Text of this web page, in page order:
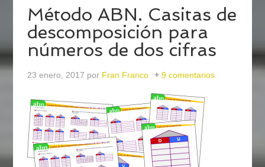
Método ABN. Casitas de
descomposición para
números de dos cifras
23 enero, 2017 por Fran Franco 9 comentarios